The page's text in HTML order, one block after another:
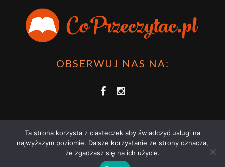
OBSERWUJ NAS NA:
COPRZECZYTAĆ.PL 2021 | STRONA WYKORZYSTUJE PLIKI COOKIES |
Ta strona korzysta z ciasteczek aby świadczyć usługi na
najwyższym poziomie. Dalsze korzystanie ze strony oznacza,
że zgadzasz się na ich użycie.